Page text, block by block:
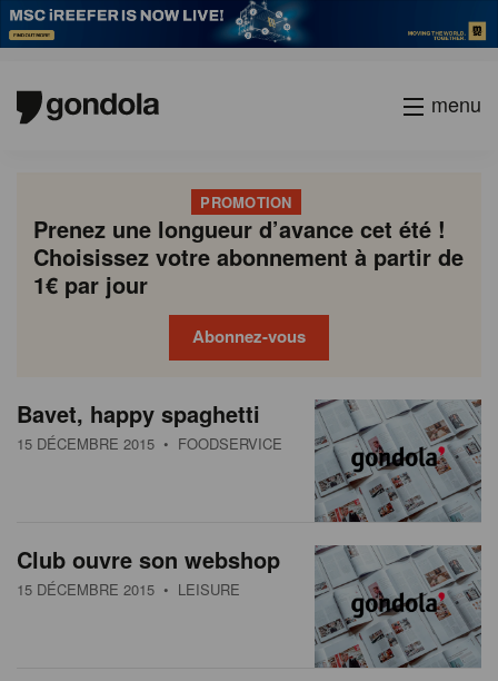
menu
PROMOTION
Prenez une longueur d’avance cet été !
Choisissez votre abonnement à partir de
1€ par jour
Abonnez-vous
N
e
Bavet, happy spaghetti
15 DÉCEMBRE 2015 • FOODSERVICE
Club ouvre son webshop
15 DÉCEMBRE 2015 • LEISURE
P
a
a
t
Previous
page
Page
Page
Page
Page
Current
page
Page
Page
Page
Page
Next
page
academy
society